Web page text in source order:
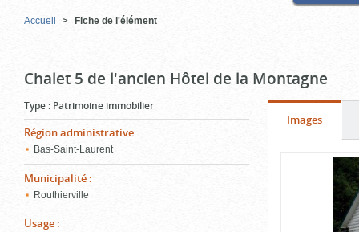
Accueil Fiche de l'élément
Chalet 5 de l'ancien Hôtel de la Montagne
Type : Patrimoine immobilier
Région administrative :
Bas-Saint-Laurent
Municipalité :
Routhierville
Usage :
Onglet
Images(cliquer
pour
voir
Contenu
l'onglet